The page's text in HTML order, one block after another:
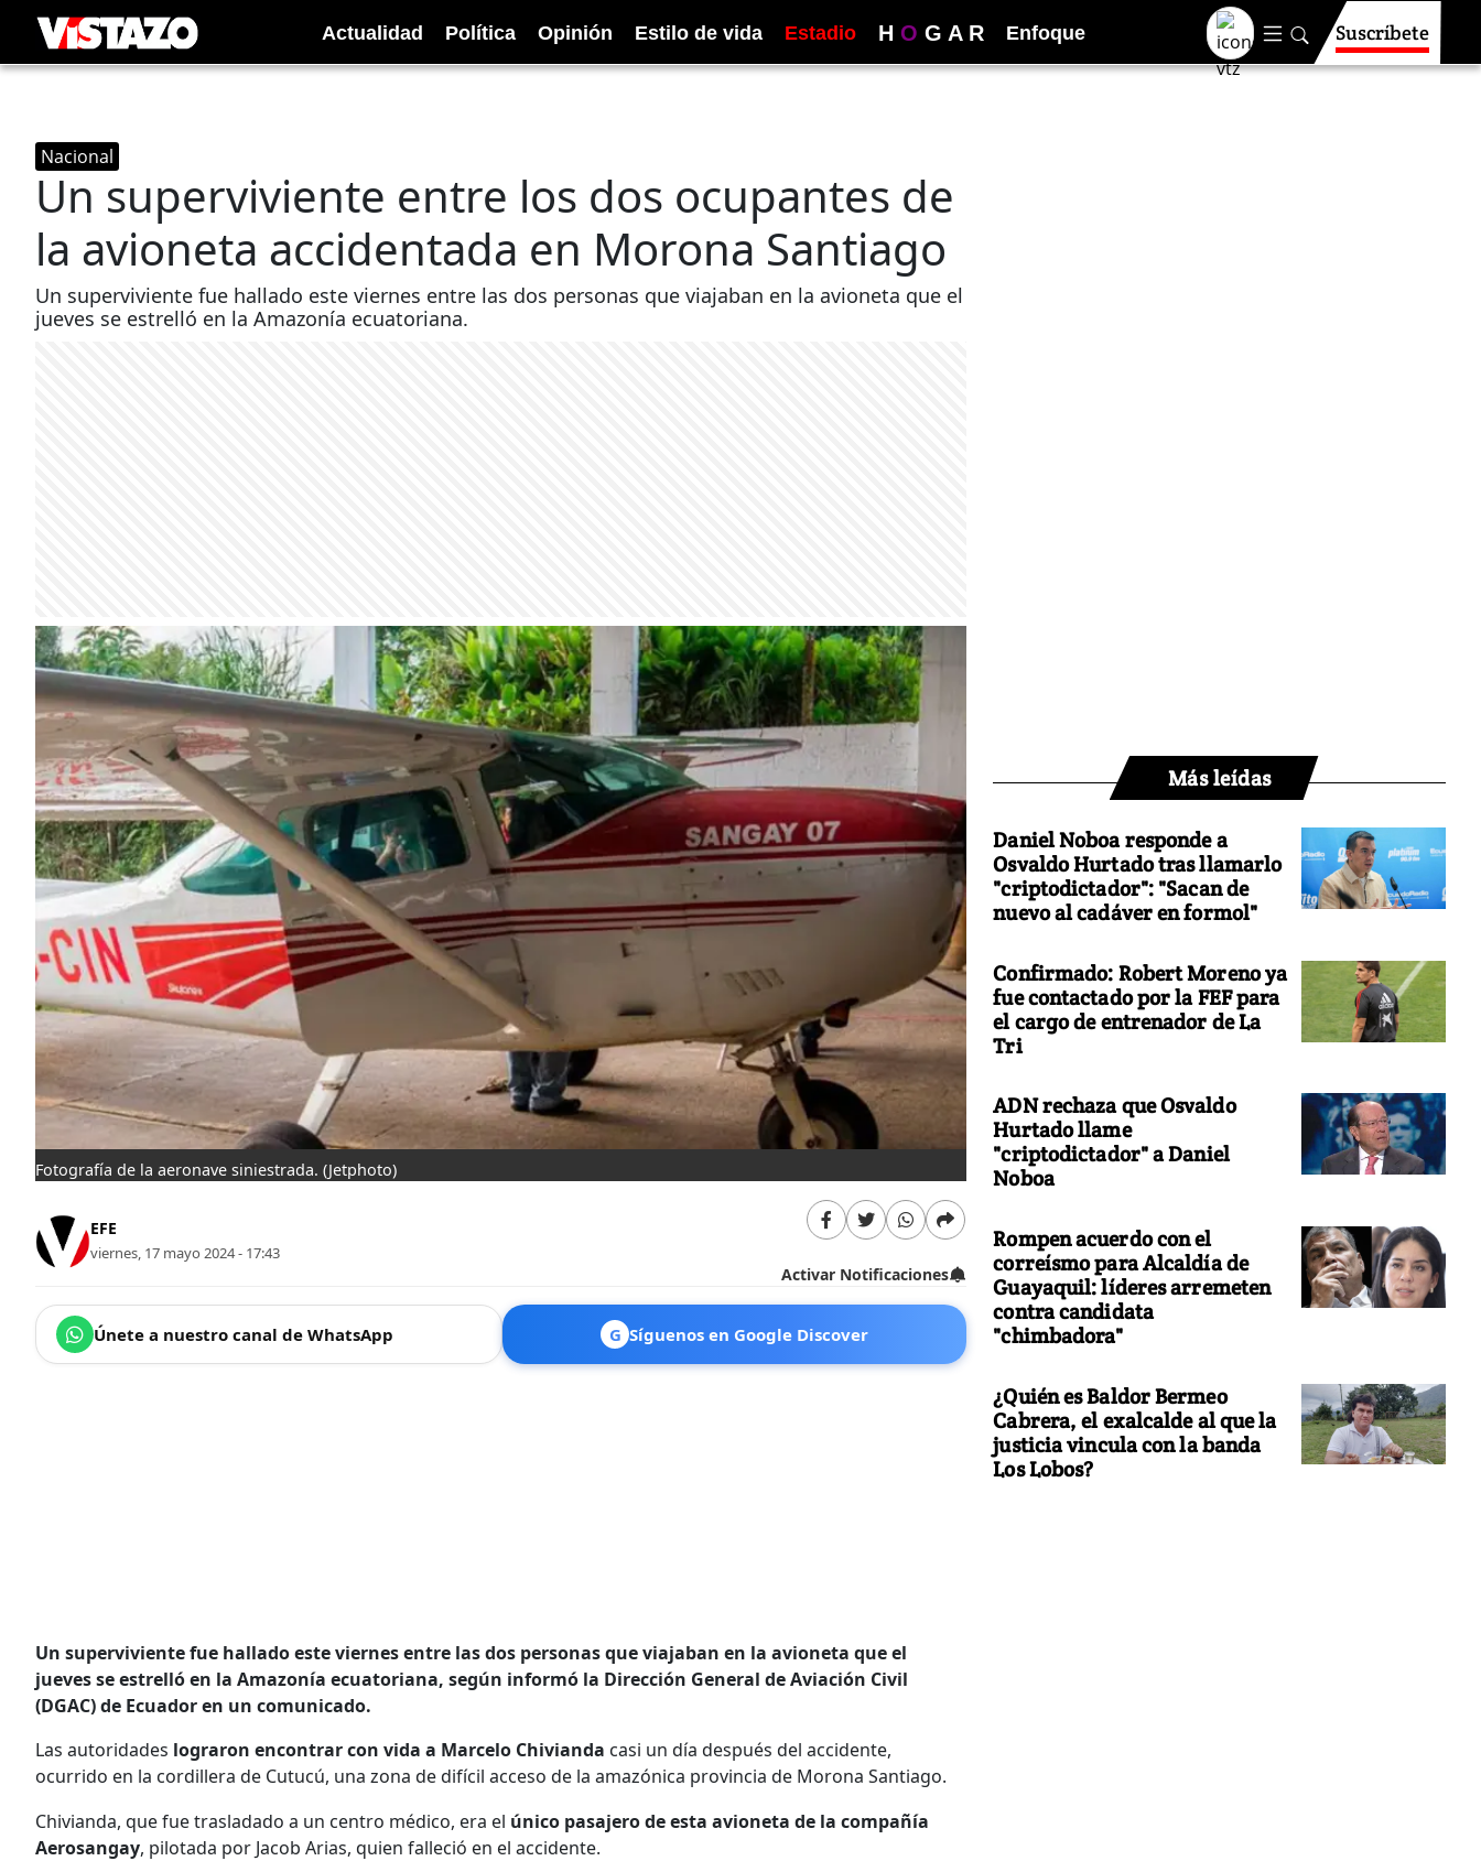
Actualidad Política Opinión Estilo de vida Estadio H O G A R Enfoque Suscríbete
Nacional
Un superviviente entre los dos ocupantes de
la avioneta accidentada en Morona Santiago
Un superviviente fue hallado este viernes entre las dos personas que viajaban en la avioneta que el
jueves se estrelló en la Amazonía ecuatoriana.
Fotografía de la aeronave siniestrada. (Jetphoto)
EFE
viernes, 17 mayo 2024 - 17:43
Activar Notificaciones
Únete a nuestro canal de WhatsApp G Síguenos en Google Discover
Un superviviente fue hallado este viernes entre las dos personas que viajaban en la avioneta que el
jueves se estrelló en la Amazonía ecuatoriana, según informó la Dirección General de Aviación Civil
(DGAC) de Ecuador en un comunicado.
Las autoridades lograron encontrar con vida a Marcelo Chivianda casi un día después del accidente,
ocurrido en la cordillera de Cutucú, una zona de difícil acceso de la amazónica provincia de Morona Santiago.
Chivianda, que fue trasladado a un centro médico, era el único pasajero de esta avioneta de la compañía
Aerosangay, pilotada por Jacob Arias, quien falleció en el accidente.
Más leídas
Daniel Noboa responde a
Osvaldo Hurtado tras llamarlo
"criptodictador": "Sacan de
nuevo al cadáver en formol"
Confirmado: Robert Moreno ya
fue contactado por la FEF para
el cargo de entrenador de La
Tri
ADN rechaza que Osvaldo
Hurtado llame
"criptodictador" a Daniel
Noboa
Rompen acuerdo con el
correísmo para Alcaldía de
Guayaquil: líderes arremeten
contra candidata
"chimbadora"
¿Quién es Baldor Bermeo
Cabrera, el exalcalde al que la
justicia vincula con la banda
Los Lobos?